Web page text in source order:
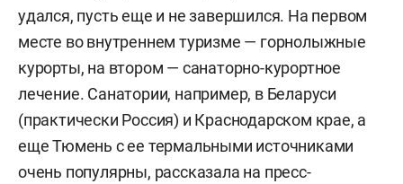
удался, пусть еще и не завершился. На первом
месте во внутреннем туризме — горнолыжные
курорты, на втором — санаторно-курортное
лечение. Санатории, например, в Беларуси
(практически Россия) и Краснодарском крае, а
еще Тюмень с ее термальными источниками
очень популярны, рассказала на пресс-